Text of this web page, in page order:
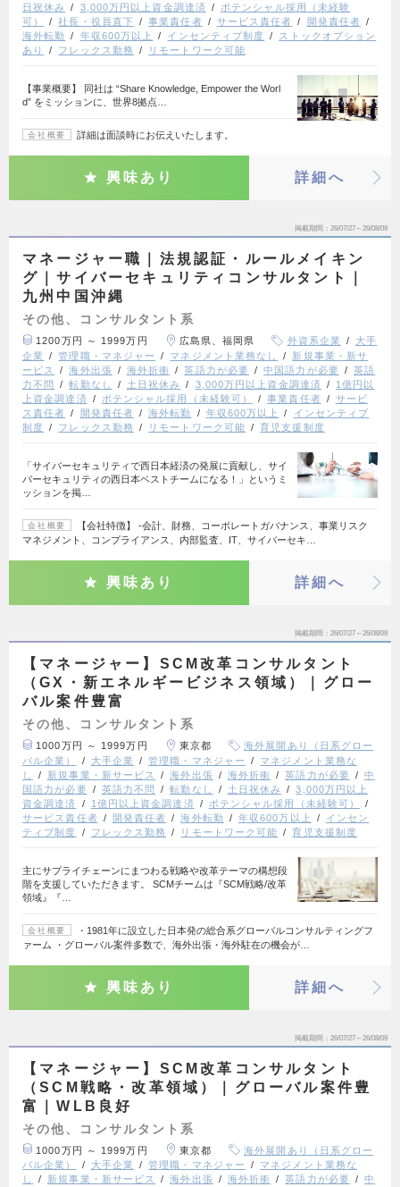
日祝休み 3,000万円以上資金調達済
ポテンシャル採用（未経験
可）
社長・役員直下 事業責任者 サービス責任者
開発責任者
海外転勤
年収600万以上 インセンティブ制度
ストックオプション
あり
フレックス勤務 リモートワーク可能
【事業概要】 同社は “Share Knowledge, Empower the Worl
d” をミッションに、世界8拠点…
会社概要 詳細は面談時にお伝えいたします。
興味あり 詳細へ
掲載期間 26/07/27～26/08/09
マネージャー職｜法規認証・ルールメイキン
グ｜サイバーセキュリティコンサルタント｜
九州中国沖縄
その他、コンサルタント系
1200万円 ～ 1999万円 広島県、福岡県 外資系企業
大手
企業
管理職・マネジャー マネジメント業務なし
新規事業・新サ
ービス
海外出張 海外折衝 英語力が必要 中国語力が必要
英語
力不問
転勤なし 土日祝休み 3,000万円以上資金調達済
1億円以
上資金調達済
ポテンシャル採用（未経験可） 事業責任者
サービ
ス責任者
開発責任者 海外転勤 年収600万以上
インセンティブ
制度
フレックス勤務 リモートワーク可能 育児支援制度
「サイバーセキュリティで西日本経済の発展に貢献し、サイ
バーセキュリティの西日本ベストチームになる！」というミ
ッションを掲…
会社概要
【会社特徴】 ‐会計、財務、コーポレートガバナンス、事業リスク
マネジメント、コンプライアンス、内部監査、IT、サイバーセキ…
興味あり 詳細へ
掲載期間 26/07/27～26/08/09
【マネージャー】SCM改革コンサルタント
（GX・新エネルギービジネス領域）｜グロー
バル案件豊富
その他、コンサルタント系
1000万円 ～ 1999万円 東京都
海外展開あり（日系グロー
バル企業）
大手企業 管理職・マネジャー
マネジメント業務な
し
新規事業・新サービス 海外出張 海外折衝 英語力が必要
中
国語力が必要
英語力不問 転勤なし 土日祝休み
3,000万円以上
資金調達済
1億円以上資金調達済
ポテンシャル採用（未経験可）
サービス責任者
開発責任者 海外転勤 年収600万以上
インセン
ティブ制度
フレックス勤務 リモートワーク可能 育児支援制度
主にサプライチェーンにまつわる戦略や改革テーマの構想段
階を支援していただきます。 SCMチームは『SCM戦略/改革
領域』『…
会社概要
・1981年に設立した日本発の総合系グローバルコンサルティングフ
ァーム ・グローバル案件多数で、海外出張・海外駐在の機会が…
興味あり 詳細へ
掲載期間 26/07/27～26/08/09
【マネージャー】SCM改革コンサルタント
（SCM戦略・改革領域）｜グローバル案件豊
富｜WLB良好
その他、コンサルタント系
1000万円 ～ 1999万円 東京都
海外展開あり（日系グロー
バル企業）
大手企業 管理職・マネジャー
マネジメント業務な
し
新規事業・新サービス 海外出張 海外折衝 英語力が必要
中